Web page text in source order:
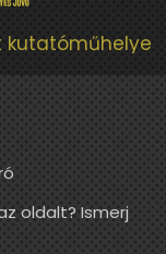
oldalt? Ismerj